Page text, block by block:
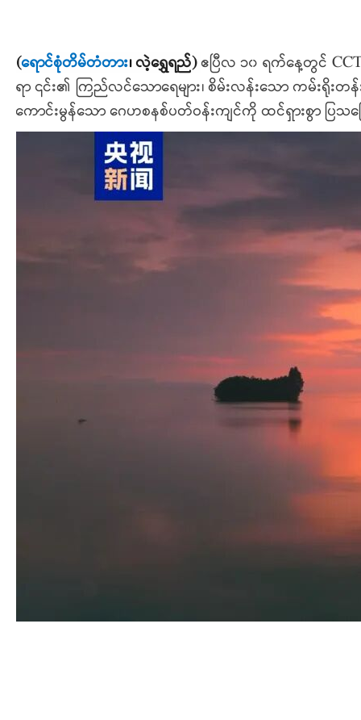
(ရောင်စုံတိမ်တံတား၊လဲ့ရွှေရည်)ဧပြီလ ၁၀ ရက်နေ့တွင်
ရာ ၎င်း၏ ကြည်လင်သောရေများ၊ စိမ်းလန်းသော ကမ်းရိုး
ကောင်းမွန်သော ဂေဟစနစ်ပတ်ဝန်းကျင်ကို ထင်ရှားစွာ ပြ